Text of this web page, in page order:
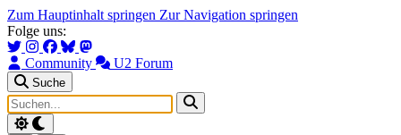
Zum Hauptinhalt springen Zur Navigation springen
Folge uns:
Community U2 Forum
Suche